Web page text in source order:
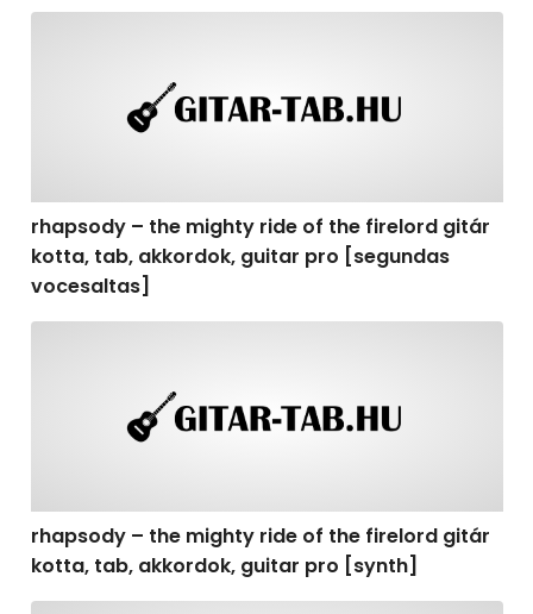
rhapsody – the mighty ride of the firelord gitár
kotta, tab, akkordok, guitar pro [segundas
vocesaltas]
rhapsody – the mighty ride of the firelord gitár
kotta, tab, akkordok, guitar pro [synth]